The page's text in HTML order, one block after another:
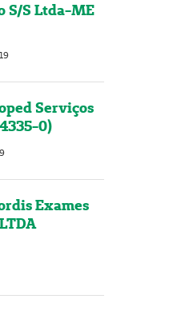
S/S Ltda-ME
Serviços
0)
Exames